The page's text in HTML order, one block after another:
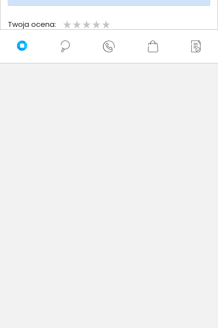
Twoja ocena:
Twoje imię